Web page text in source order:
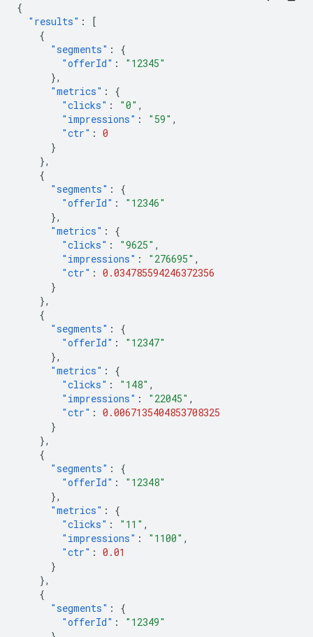
{
"results" :
[
{
"segments" :
{
"offerId" :
"12345"
},
"metrics" :
{
"clicks" : "0" ,
"impressions" : "59" ,
"ctr" : 0
}
},
{
"segments" :
{
"offerId" :
"12346"
},
"metrics" :
{
"clicks" : "9625" ,
"impressions" : "276695" ,
"ctr" : 0.034785594246372356
}
},
{
"segments" :
{
"offerId" :
"12347"
},
"metrics" :
{
"clicks" : "148" ,
"impressions" : "22045" ,
"ctr" : 0.0067135404853708325
}
},
{
"segments" :
{
"offerId" :
"12348"
},
"metrics" :
{
"clicks" : "11" ,
"impressions" : "1100" ,
"ctr" : 0.01
}
},
{
"segments" :
{
"offerId" :
"12349"